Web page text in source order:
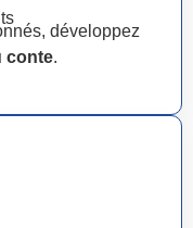
développez
conte.